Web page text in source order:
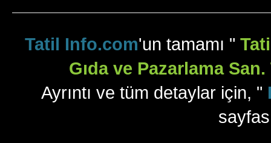
Tatil Info.com'un tamamı "
Gıda ve Pazarlama
Ayrıntı ve tüm detaylar için, "